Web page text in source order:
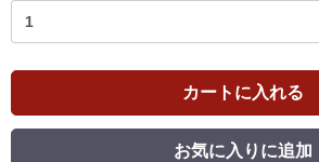
カートに入れる
お気に入りに追加